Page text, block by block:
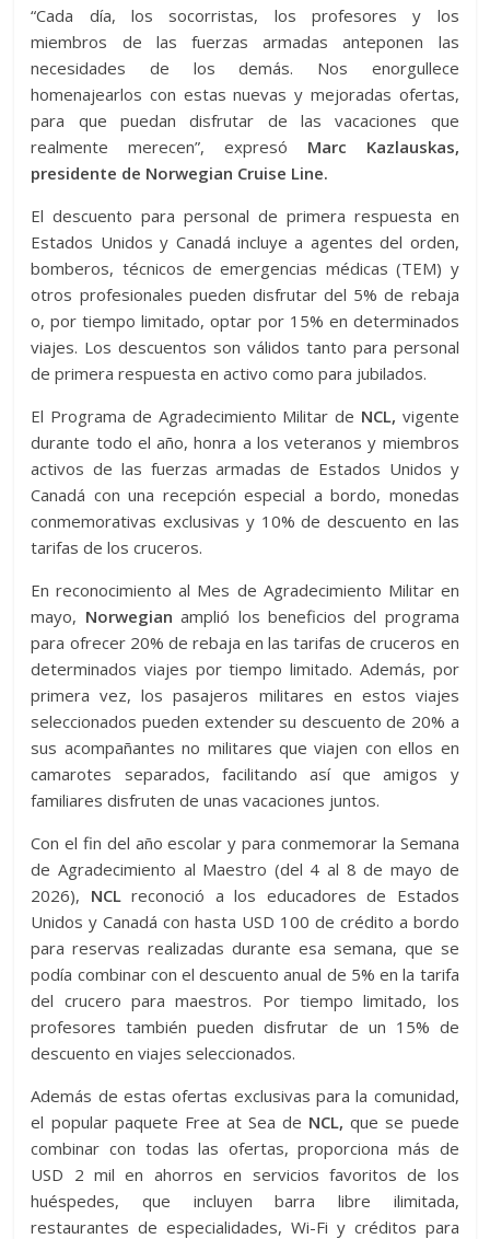
“Cada día, los socorristas, los profesores y los
miembros de las fuerzas armadas anteponen las
necesidades de los demás. Nos enorgullece
homenajearlos con estas nuevas y mejoradas ofertas,
para que puedan disfrutar de las vacaciones que
realmente merecen”, expresó Marc Kazlauskas,
presidente de Norwegian Cruise Line.
El descuento para personal de primera respuesta en
Estados Unidos y Canadá incluye a agentes del orden,
bomberos, técnicos de emergencias médicas (TEM) y
otros profesionales pueden disfrutar del 5% de rebaja
o, por tiempo limitado, optar por 15% en determinados
viajes. Los descuentos son válidos tanto para personal
de primera respuesta en activo como para jubilados.
El Programa de Agradecimiento Militar de NCL, vigente
durante todo el año, honra a los veteranos y miembros
activos de las fuerzas armadas de Estados Unidos y
Canadá con una recepción especial a bordo, monedas
conmemorativas exclusivas y 10% de descuento en las
tarifas de los cruceros.
En reconocimiento al Mes de Agradecimiento Militar en
mayo, Norwegian amplió los beneficios del programa
para ofrecer 20% de rebaja en las tarifas de cruceros en
determinados viajes por tiempo limitado. Además, por
primera vez, los pasajeros militares en estos viajes
seleccionados pueden extender su descuento de 20% a
sus acompañantes no militares que viajen con ellos en
camarotes separados, facilitando así que amigos y
familiares disfruten de unas vacaciones juntos.
Con el fin del año escolar y para conmemorar la Semana
de Agradecimiento al Maestro (del 4 al 8 de mayo de
2026), NCLreconoció a los educadores de Estados
Unidos y Canadá con hasta USD 100 de crédito a bordo
para reservas realizadas durante esa semana, que se
podía combinar con el descuento anual de 5% en la tarifa
del crucero para maestros. Por tiempo limitado, los
profesores también pueden disfrutar de un 15% de
descuento en viajes seleccionados.
Además de estas ofertas exclusivas para la comunidad,
el popular paquete Free at Sea de NCL, que se puede
combinar con todas las ofertas, proporciona más de
USD 2 mil en ahorros en servicios favoritos de los
huéspedes, que incluyen barra libre ilimitada,
restaurantes de especialidades, Wi-Fi y créditos para